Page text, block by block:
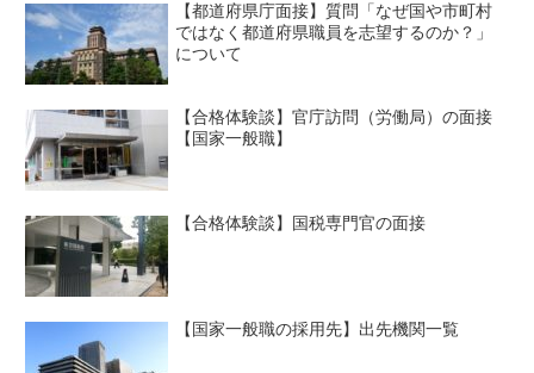
【都道府県庁面接】質問「なぜ国や市町村
ではなく都道府県職員を志望するのか？」
について
【合格体験談】官庁訪問（労働局）の面接
【国家一般職】
【合格体験談】国税専門官の面接
【国家一般職の採用先】出先機関一覧